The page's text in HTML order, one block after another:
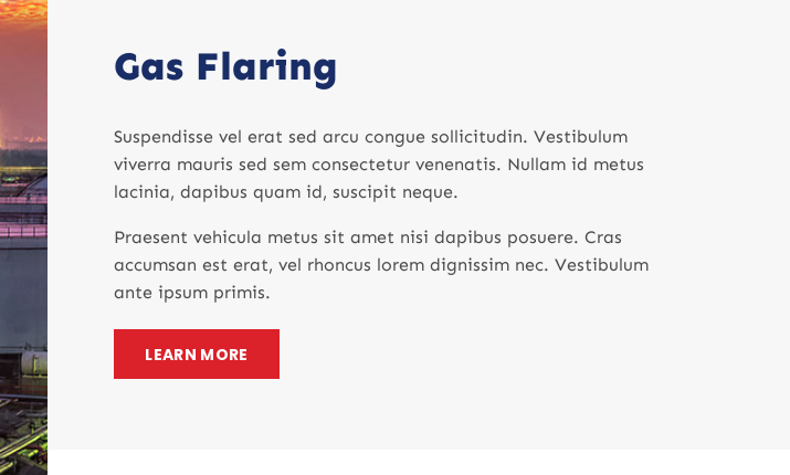
Gas Flaring
Suspendisse vel erat sed arcu congue sollicitudin. Vestibulum
viverra mauris sed sem consectetur venenatis. Nullam id metus
lacinia, dapibus quam id, suscipit neque.
Praesent vehicula metus sit amet nisi dapibus posuere. Cras
accumsan est erat, vel rhoncus lorem dignissim nec. Vestibulum
ante ipsum primis.
LEARN MORE